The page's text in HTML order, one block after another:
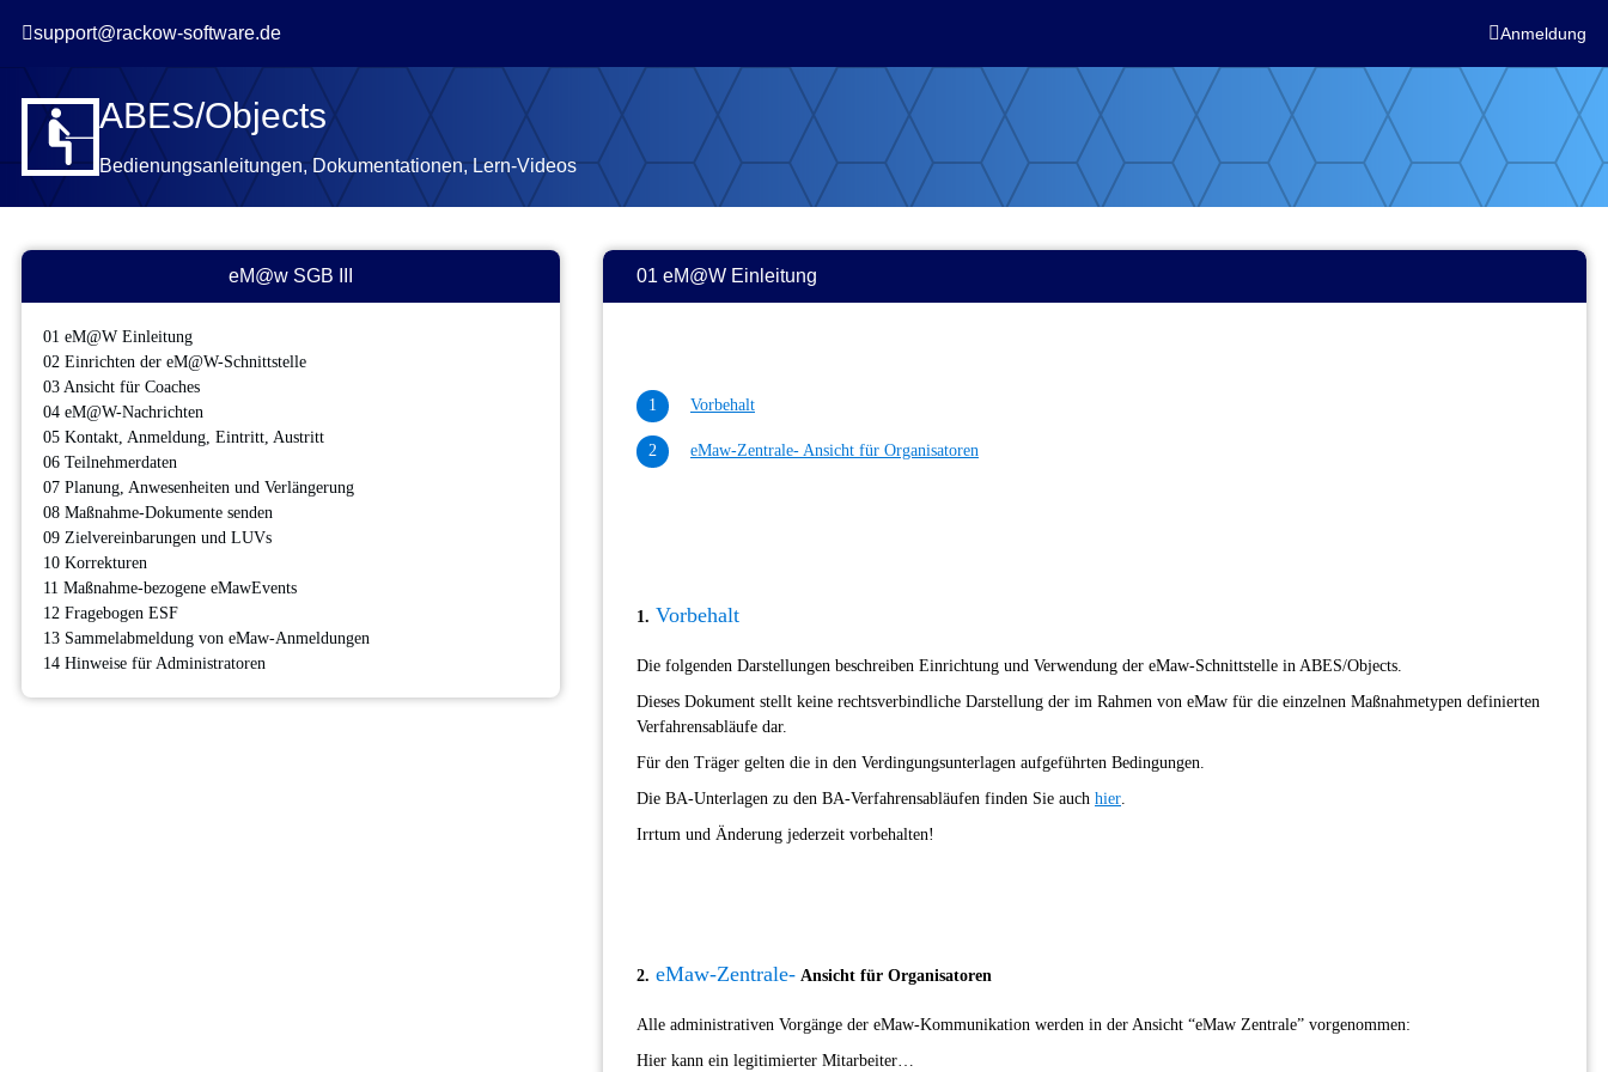
support@rackow-software.de Anmeldung
ABES/Objects
Bedienungsanleitungen, Dokumentationen, Lern-Videos
eM@w SGB III
01 eM@W Einleitung
02 Einrichten der eM@W-Schnittstelle
03 Ansicht für Coaches
04 eM@W-Nachrichten
05 Kontakt, Anmeldung, Eintritt, Austritt
06 Teilnehmerdaten
07 Planung, Anwesenheiten und Verlängerung
08 Maßnahme-Dokumente senden
09 Zielvereinbarungen und LUVs
10 Korrekturen
11 Maßnahme-bezogene eMawEvents
12 Fragebogen ESF
13 Sammelabmeldung von eMaw-Anmeldungen
14 Hinweise für Administratoren
01 eM@W Einleitung
Vorbehalt
eMaw-Zentrale- Ansicht für Organisatoren
1. Vorbehalt
Die folgenden Darstellungen beschreiben Einrichtung und Verwendung der eMaw-Schnittstelle in ABES/Objects.
Dieses Dokument stellt keine rechtsverbindliche Darstellung der im Rahmen von eMaw für die einzelnen Maßnahmetypen definierten
Verfahrensabläufe dar.
Für den Träger gelten die in den Verdingungsunterlagen aufgeführten Bedingungen.
Die BA-Unterlagen zu den BA-Verfahrensabläufen finden Sie auch hier.
Irrtum und Änderung jederzeit vorbehalten!
2. eMaw-Zentrale- Ansicht für Organisatoren
Alle administrativen Vorgänge der eMaw-Kommunikation werden in der Ansicht “eMaw Zentrale” vorgenommen:
Hier kann ein legitimierter Mitarbeiter…